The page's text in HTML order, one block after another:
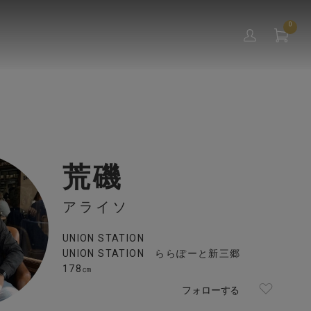
0
荒磯
アライソ
UNION STATION
UNION STATION ららぽーと新三郷
178㎝
フォローする